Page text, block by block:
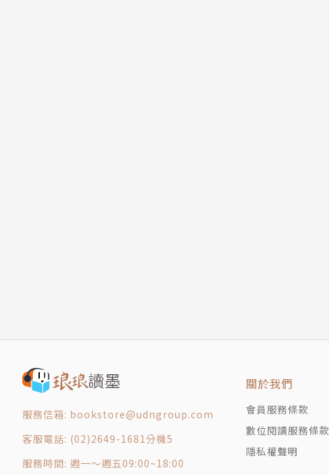
服務信箱: bookstore@udngroup.com
客服電話: (02)2649-1681分機5
服務時間: 週一～週五09:00~18:00
關於我們
會員服務條款
數位閱讀服務條款
隱私權聲明